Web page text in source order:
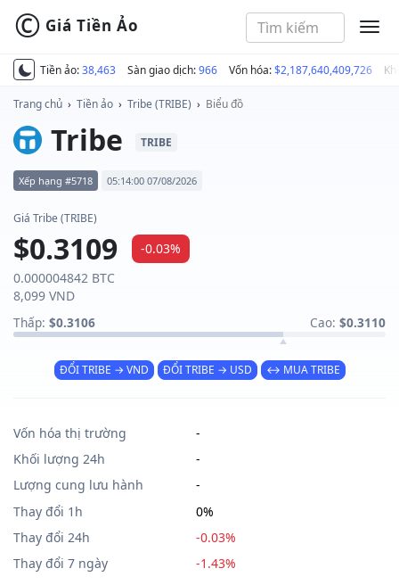
Tiền ảo:38,463 Sàn giao dịch:966 Vốn hóa:$2,187,640,409,726
© Giá Tiền Ảo
Trang chủ › Tiền ảo › Tribe (TRIBE) › Biểu đồ
Tribe TRIBE
Xếp hạng #5718 05:14:00 07/08/2026
Giá Tribe (TRIBE)
$0.3109
-0.03%
0.000004842 BTC
8,099 VND
Thấp: $0.3106 Cao: $0.3110
ĐỔI TRIBE → VND ĐỔI TRIBE → USD ↔ MUA TRIBE
Vốn hóa thị trường
-
Khối lượng 24h
-
Lượng cung lưu hành
-
Thay đổi 1h
0%
Thay đổi 24h
-0.03%
Thay đổi 7 ngày
-1.43%